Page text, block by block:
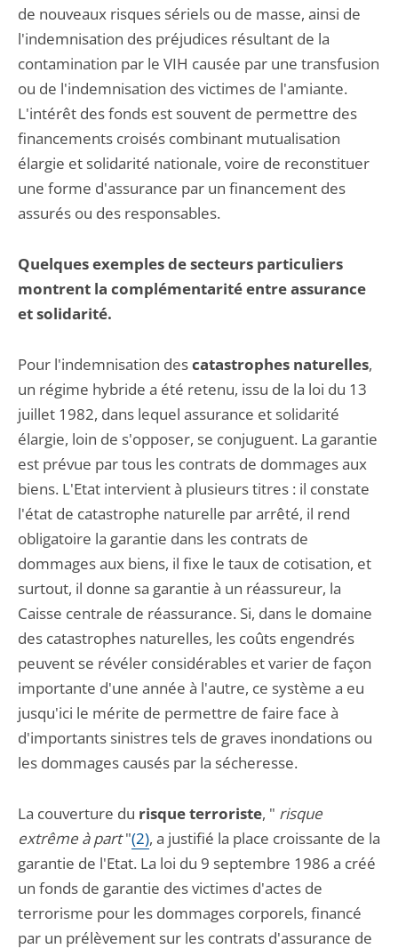
de nouveaux risques sériels ou de masse, ainsi de
l'indemnisation des préjudices résultant de la
contamination par le VIH causée par une transfusion
ou de l'indemnisation des victimes de l'amiante.
L'intérêt des fonds est souvent de permettre des
financements croisés combinant mutualisation
élargie et solidarité nationale, voire de reconstituer
une forme d'assurance par un financement des
assurés ou des responsables.
Quelques exemples de secteurs particuliers
montrent la complémentarité entre assurance
et solidarité.
Pour l'indemnisation descatastrophes naturelles,
un régime hybride a été retenu, issu de la loi du 13
juillet 1982, dans lequel assurance et solidarité
élargie, loin de s'opposer, se conjuguent. La garantie
est prévue par tous les contrats de dommages aux
biens. L'Etat intervient à plusieurs titres : il constate
l'état de catastrophe naturelle par arrêté, il rend
obligatoire la garantie dans les contrats de
dommages aux biens, il fixe le taux de cotisation, et
surtout, il donne sa garantie à un réassureur, la
Caisse centrale de réassurance. Si, dans le domaine
des catastrophes naturelles, les coûts engendrés
peuvent se révéler considérables et varier de façon
importante d'une année à l'autre, ce système a eu
jusqu'ici le mérite de permettre de faire face à
d'importants sinistres tels de graves inondations ou
les dommages causés par la sécheresse.
La couverture du risque terroriste, " risque
extrême à part"(2), a justifié la place croissante de la
garantie de l'Etat. La loi du 9 septembre 1986 a créé
un fonds de garantie des victimes d'actes de
terrorisme pour les dommages corporels, financé
par un prélèvement sur les contrats d'assurance de